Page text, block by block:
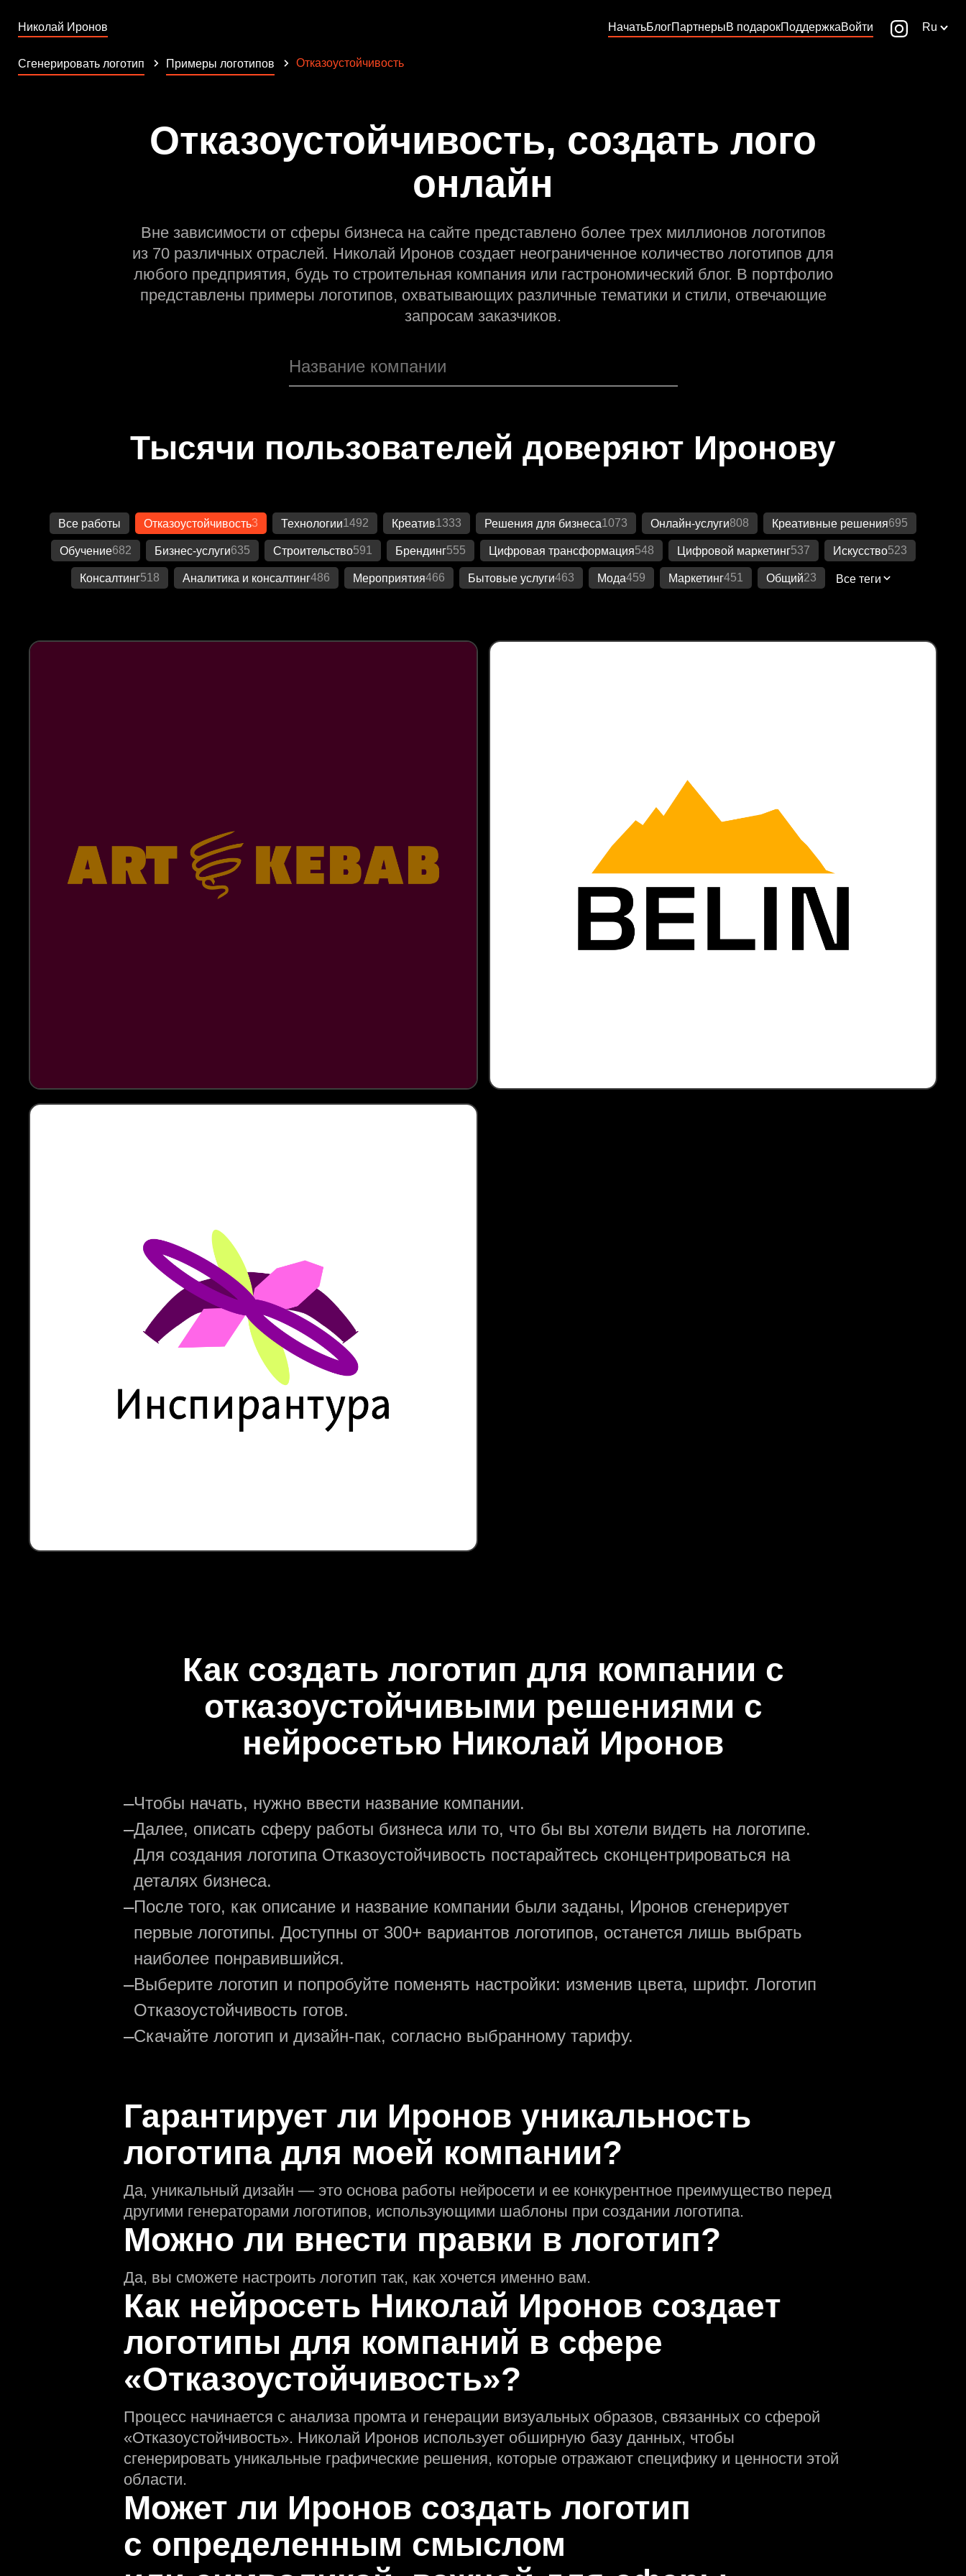
Николай Иронов НачатьБлогПартнерыВ подарокПоддержкаВойти Ru
Сгенерировать логотип Примеры логотипов Отказоустойчивость
Отказоустойчивость, создать лого
онлайн
Вне зависимости от сферы бизнеса на сайте представлено более трех миллионов логотипов
из 70 различных отраслей. Николай Иронов создает неограниченное количество логотипов для
любого предприятия, будь то строительная компания или гастрономический блог. В портфолио
представлены примеры логотипов, охватывающих различные тематики и стили, отвечающие
запросам заказчиков.
Тысячи пользователей доверяют Иронову
Все работы Отказоустойчивость3 Технологии1492 Креатив1333 Решения для бизнеса1073 Онлайн-услуги808 Креативные решения695
Обучение682 Бизнес-услуги635 Строительство591 Брендинг555 Цифровая трансформация548 Цифровой маркетинг537 Искусство523
Консалтинг518 Аналитика и консалтинг486 Мероприятия466 Бытовые услуги463 Мода459 Маркетинг451 Общий23 Все теги
Как создать логотип для компании с
отказоустойчивыми решениями с
нейросетью Николай Иронов
—Чтобы начать, нужно ввести название компании.
—Далее, описать сферу работы бизнеса или то, что бы вы хотели видеть на логотипе.
Для создания логотипа Отказоустойчивость постарайтесь сконцентрироваться на
деталях бизнеса.
—После того, как описание и название компании были заданы, Иронов сгенерирует
первые логотипы. Доступны от 300+ вариантов логотипов, останется лишь выбрать
наиболее понравившийся.
—Выберите логотип и попробуйте поменять настройки: изменив цвета, шрифт. Логотип
Отказоустойчивость готов.
—Скачайте логотип и дизайн-пак, согласно выбранному тарифу.
Гарантирует ли Иронов уникальность
логотипа для моей компании?
Да, уникальный дизайн — это основа работы нейросети и еe конкурентное преимущество перед
другими генераторами логотипов, использующими шаблоны при создании логотипа.
Можно ли внести правки в логотип?
Да, вы сможете настроить логотип так, как хочется именно вам.
Как нейросеть Николай Иронов создаeт
логотипы для компаний в сфере
«Отказоустойчивость»?
Процесс начинается с анализа промта и генерации визуальных образов, связанных со сферой
«Отказоустойчивость». Николай Иронов использует обширную базу данных, чтобы
сгенерировать уникальные графические решения, которые отражают специфику и ценности этой
области.
Может ли Иронов создать логотип
с определeнным смыслом